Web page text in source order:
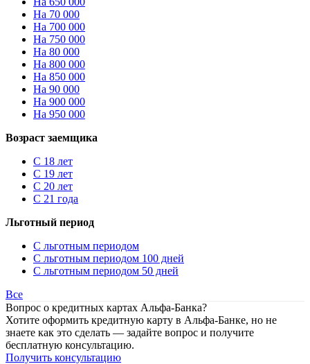
На 70 000
На 700 000
На 750 000
На 80 000
На 800 000
На 850 000
На 90 000
На 900 000
На 950 000
Возраст заемщика
С 18 лет
С 19 лет
С 20 лет
С 21 года
Льготный период
С льготным периодом
С льготным периодом 100 дней
С льготным периодом 50 дней
Все
Вопрос о кредитных картах Альфа-Банка?
Хотите оформить кредитную карту в Альфа-Банке, но не
знаете как это сделать — задайте вопрос и получите
бесплатную консультацию.
Получить консультацию